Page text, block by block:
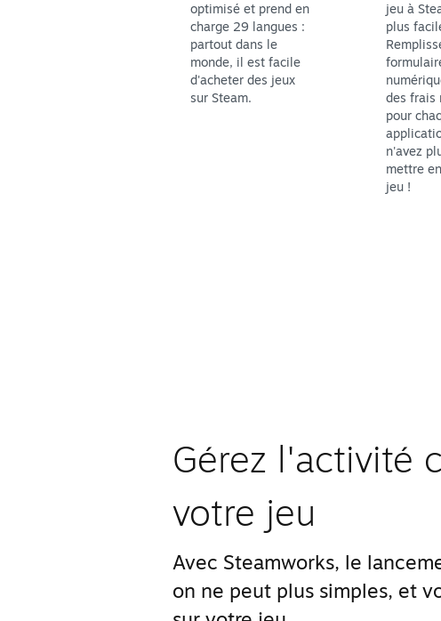
optimisé et prend en
charge 29 langues :
partout dans le
monde, il est facile
d'acheter des jeux
sur Steam.
jeu à
plus
des frais
pour
n'avez
mettre
jeu !
Gérez l'activité
votre jeu
Avec Steamworks, le
on ne peut plus simples, et